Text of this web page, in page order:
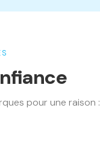
pour une raison :